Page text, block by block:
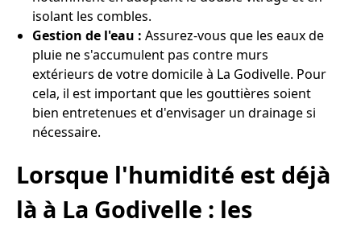
isolant les combles.
Gestion de l'eau : Assurez-vous que les eaux de
pluie ne s'accumulent pas contre murs
extérieurs de votre domicile à La Godivelle. Pour
cela, il est important que les gouttières soient
bien entretenues et d'envisager un drainage si
nécessaire.
Lorsque l'humidité est déjà
là à La Godivelle : les